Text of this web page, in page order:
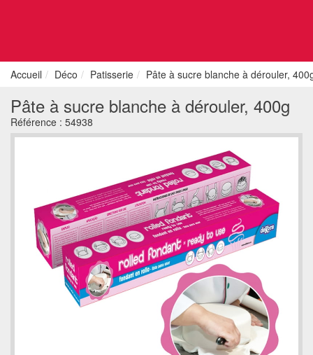
Accueil Déco Patisserie Pâte à sucre blanche à dérouler,
Pâte à sucre blanche à dérouler, 400g
Référence : 54938